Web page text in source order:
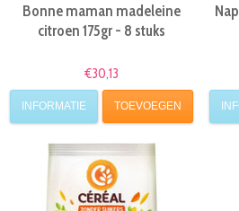
Bonne maman madeleine
citroen 175gr - 8 stuks
€30,13
INFORMATIE TOEVOEGEN